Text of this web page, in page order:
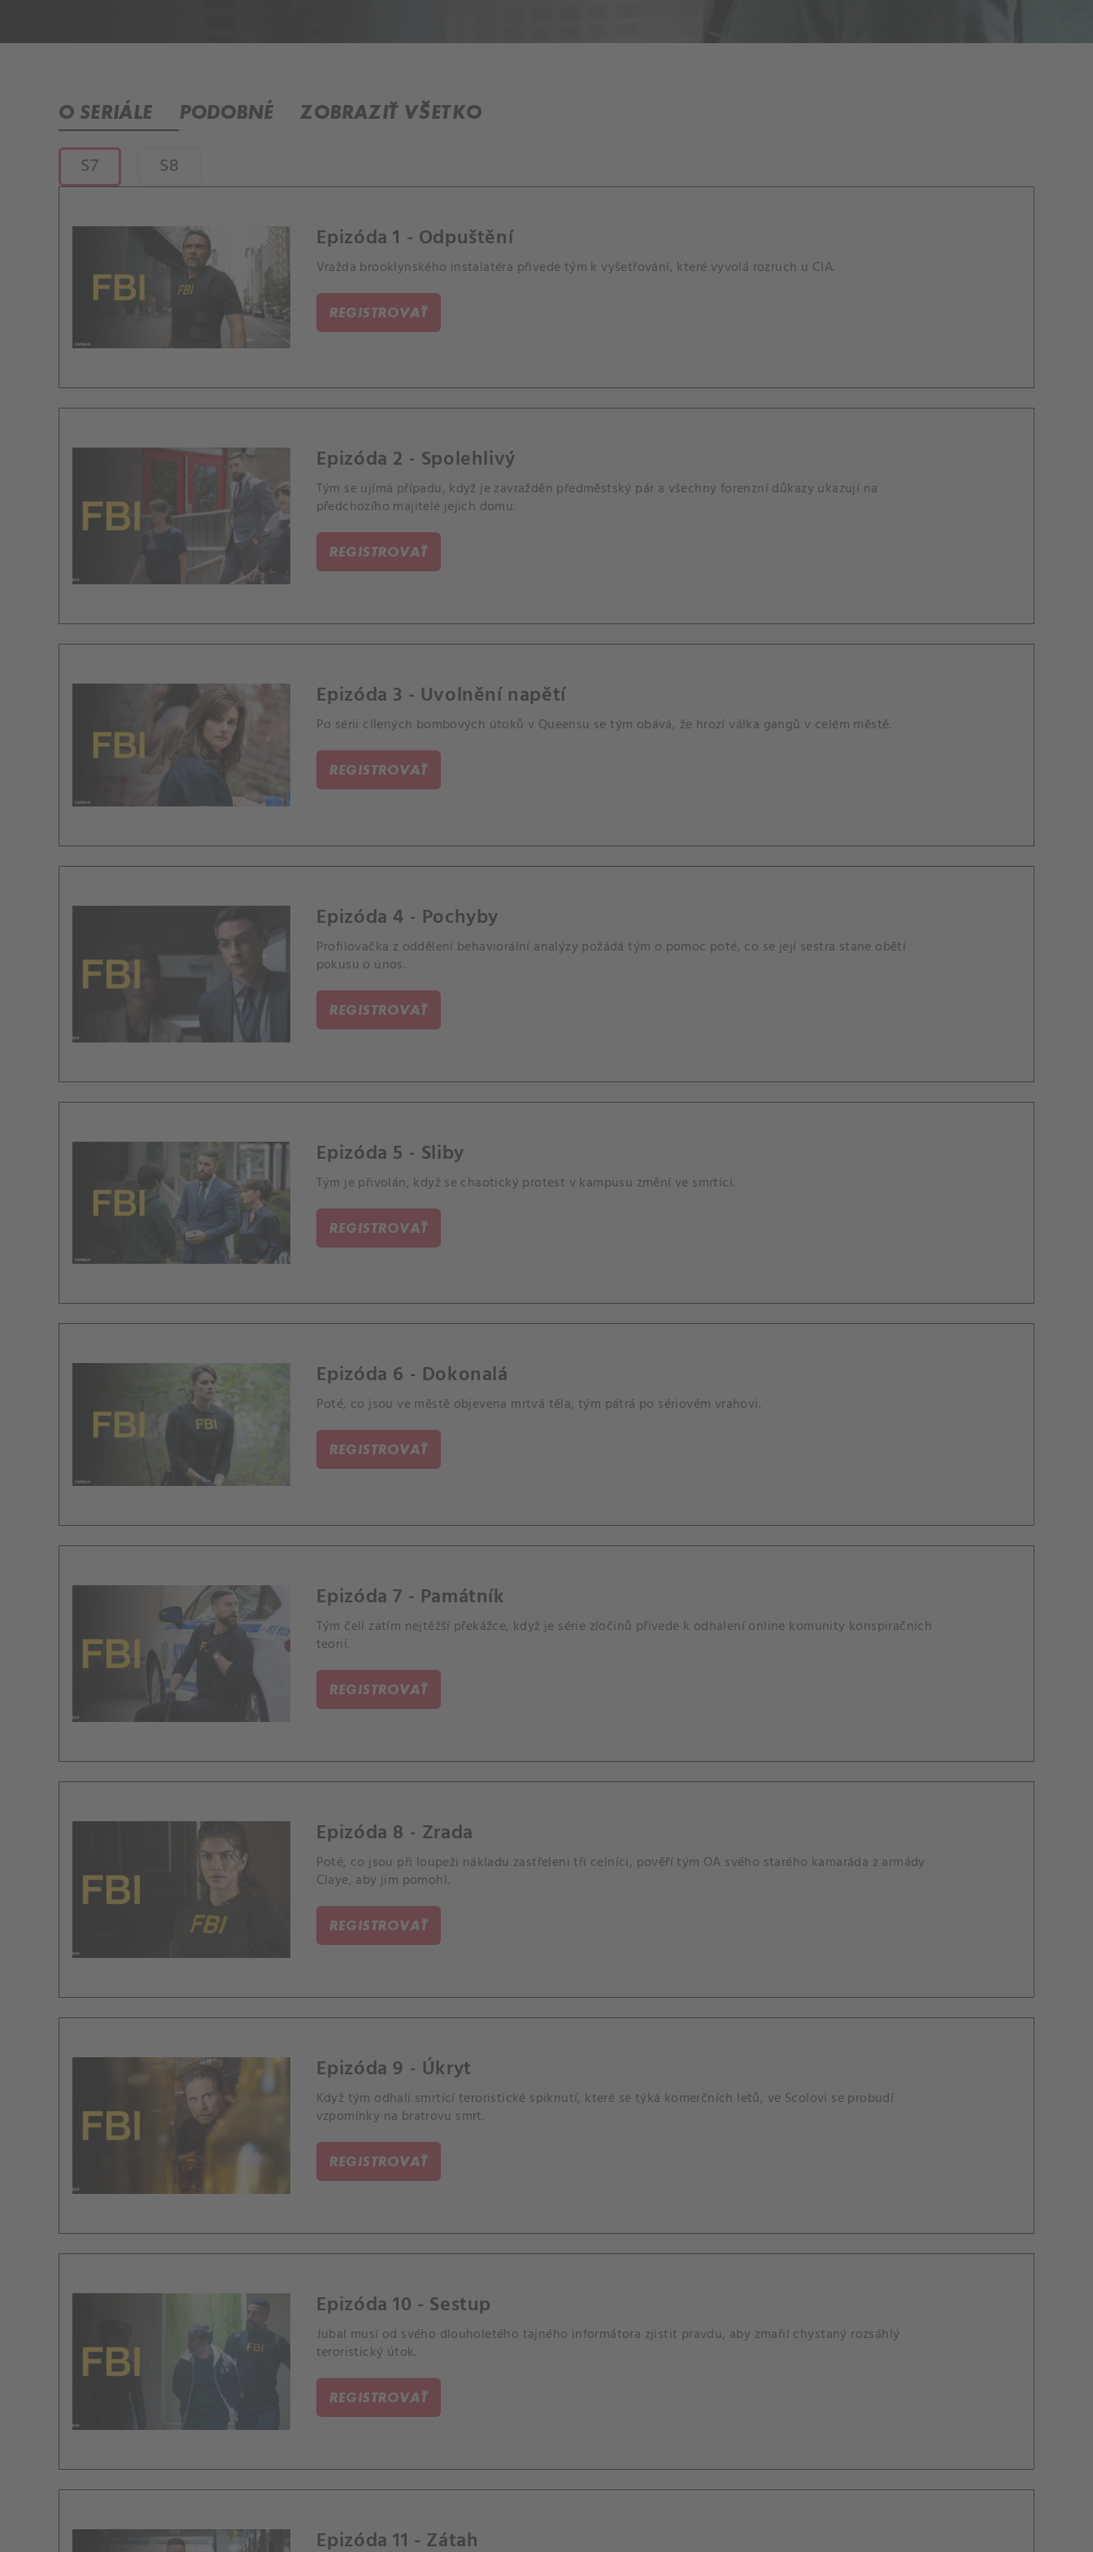
O SERIÁLE PODOBNÉ ZOBRAZIŤ VŠETKO
S7 S8
Epizóda 1 - Odpuštění
Vražda brooklynského instalatéra přivede tým k vyšetřování, které vyvolá rozruch u CIA.
REGISTROVAŤ
Epizóda 2 - Spolehlivý
Tým se ujímá případu, když je zavražděn předměstský pár a všechny forenzní důkazy ukazují na
předchozího majitele jejich domu.
REGISTROVAŤ
Epizóda 3 - Uvolnění napětí
Po sérii cílených bombových útoků v Queensu se tým obává, že hrozí válka gangů v celém městě.
REGISTROVAŤ
Epizóda 4 - Pochyby
Profilovačka z oddělení behaviorální analýzy požádá tým o pomoc poté, co se její sestra stane obětí
pokusu o únos.
REGISTROVAŤ
Epizóda 5 - Sliby
Tým je přivolán, když se chaotický protest v kampusu změní ve smrtící.
REGISTROVAŤ
Epizóda 6 - Dokonalá
Poté, co jsou ve městě objevena mrtvá těla, tým pátrá po sériovém vrahovi.
REGISTROVAŤ
Epizóda 7 - Památník
Tým čelí zatím nejtěžší překážce, když je série zločinů přivede k odhalení online komunity konspiračních
teorií.
REGISTROVAŤ
Epizóda 8 - Zrada
Poté, co jsou při loupeži nákladu zastřeleni tři celníci, pověří tým OA svého starého kamaráda z armády
Claye, aby jim pomohl.
REGISTROVAŤ
Epizóda 9 - Úkryt
Když tým odhalí smrtící teroristické spiknutí, které se týká komerčních letů, ve Scolovi se probudí
vzpomínky na bratrovu smrt.
REGISTROVAŤ
Epizóda 10 - Sestup
Jubal musí od svého dlouholetého tajného informátora zjistit pravdu, aby zmařil chystaný rozsáhlý
teroristický útok.
REGISTROVAŤ
Epizóda 11 - Zátah